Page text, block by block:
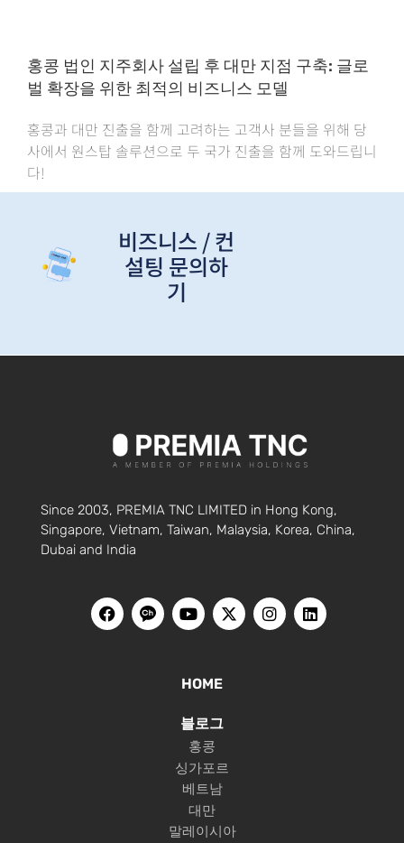
홍콩 법인 지주회사 설립 후 대만 지점 구축: 글로
벌 확장을 위한 최적의 비즈니스 모델
홍콩과 대만 진출을 함께 고려하는 고객사 분들을 위해 당
사에서 원스탑 솔루션으로 두 국가 진출을 함께 도와드립니
다!
비즈니스 / 컨
설팅 문의하
기
Since 2003, PREMIA TNC LIMITED in Hong Kong,
Singapore, Vietnam, Taiwan, Malaysia, Korea, China,
Dubai and India
HOME
블로그
홍콩
싱가포르
베트남
대만
말레이시아